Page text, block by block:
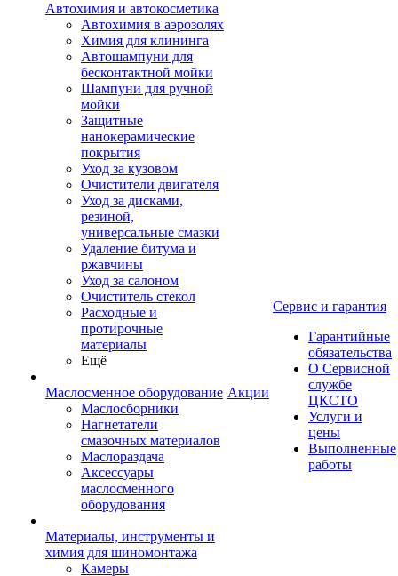
Автохимия и автокосметика
Автохимия в аэрозолях
Химия для клининга
Автошампуни для
бесконтактной мойки
Шампуни для ручной
мойки
Защитные
нанокерамические
покрытия
Уход за кузовом
Очистители двигателя
Уход за дисками,
резиной,
универсальные смазки
Удаление битума и
ржавчины
Уход за салоном
Очиститель стекол
Расходные и
протирочные
материалы
Ещё
Маслосменное оборудование
Маслосборники
Нагнетатели
смазочных материалов
Маслораздача
Аксессуары
маслосменного
оборудования
Материалы, инструменты и
химия для шиномонтажа
Камеры
Акции
Сервис и гарантия
Гарантийные
обязательства
О Сервисной
службе
ЦКСТО
Услуги и
цены
Выполненные
работы